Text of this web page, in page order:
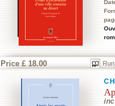
Price £ 18.00